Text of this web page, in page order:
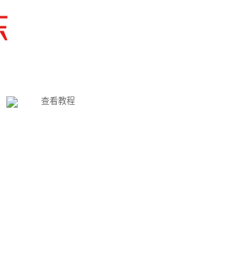
查看教程